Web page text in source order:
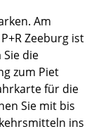
Am
Zeeburg ist
die
zum Piet
für die
Sie mit bis
ins